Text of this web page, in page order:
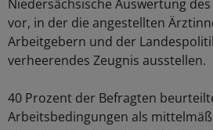
Niedersächsische Auswertung
vor, in der die angestellten
Arbeitgebern und der
verheerendes Zeugnis ausstellen.
40 Prozent der Befragten
Arbeitsbedingungen als